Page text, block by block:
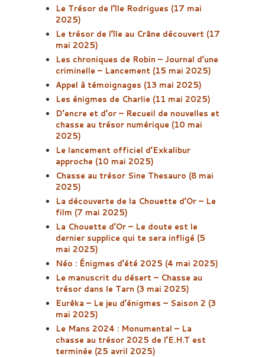
Le Trésor de l’île Rodrigues (17 mai
2025)
Le trésor de l’île au Crâne découvert (17
mai 2025)
Les chroniques de Robin – Journal d’une
criminelle – Lancement (15 mai 2025)
Appel à témoignages (13 mai 2025)
Les énigmes de Charlie (11 mai 2025)
D’encre et d’or – Recueil de nouvelles et
chasse au trésor numérique (10 mai
2025)
Le lancement officiel d’Exkalibur
approche (10 mai 2025)
Chasse au trésor Sine Thesauro (8 mai
2025)
La découverte de la Chouette d’Or – Le
film (7 mai 2025)
La Chouette d’Or – Le doute est le
dernier supplice qui te sera infligé (5
mai 2025)
Néo : Énigmes d’été 2025 (4 mai 2025)
Le manuscrit du désert – Chasse au
trésor dans le Tarn (3 mai 2025)
Eurêka – Le jeu d’énigmes – Saison 2 (3
mai 2025)
Le Mans 2024 : Monumental – La
chasse au trésor 2025 de l’E.H.T est
terminée (25 avril 2025)